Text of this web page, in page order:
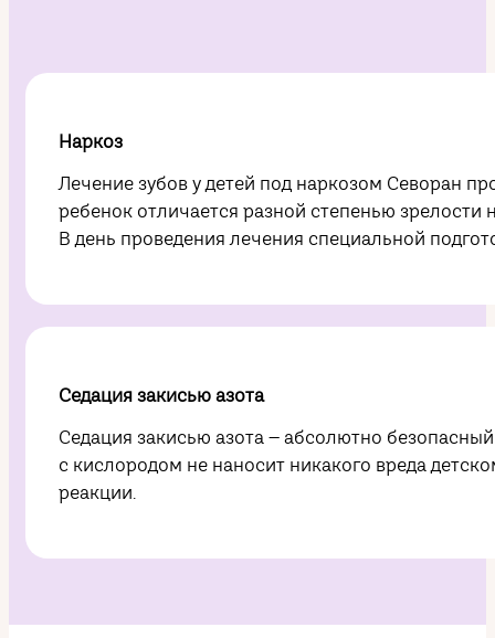
Наркоз
Лечение зубов у детей под наркозом Севоран
ребенок отличается разной степенью
В день проведения лечения специальной
Седация закисью азота
Седация закисью азота – абсолютно
с кислородом не наносит никакого вреда
реакции.